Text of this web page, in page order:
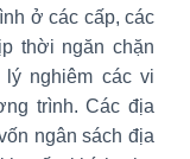
ở các cấp, các
thời ngăn chặn
nghiêm các vi
trình. Các địa
ngân sách địa